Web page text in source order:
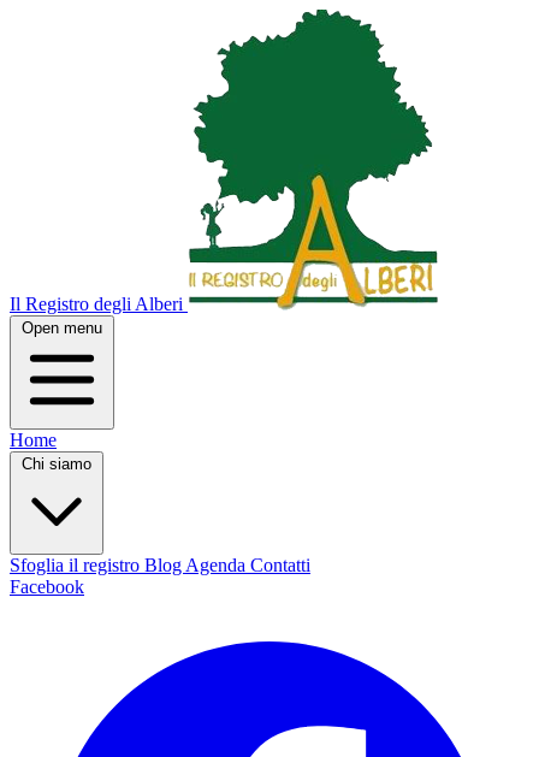
Il Registro degli Alberi
Open menu
Home
Chi siamo
Sfoglia il registro Blog Agenda Contatti
Facebook